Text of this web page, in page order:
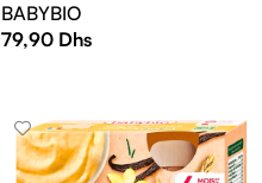
BABYBIO
79,90 Dhs